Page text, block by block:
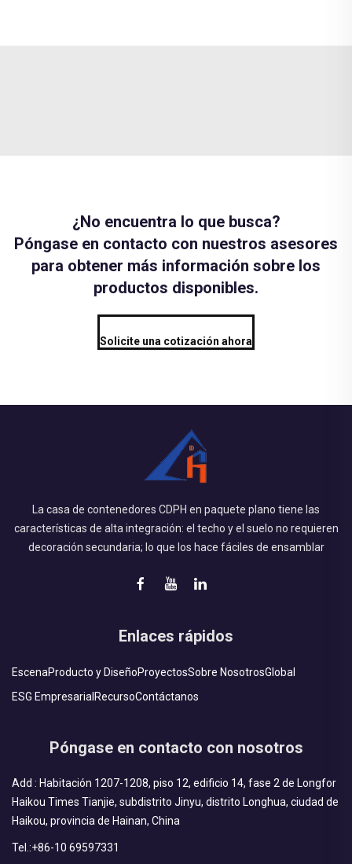
¿No encuentra lo que busca?
Póngase en contacto con nuestros asesores
para obtener más información sobre los
productos disponibles.
Solicite una cotización ahora
La casa de contenedores CDPH en paquete plano tiene las
características de alta integración: el techo y el suelo no requieren
decoración secundaria; lo que los hace fáciles de ensamblar
Enlaces rápidos
EscenaProducto y DiseñoProyectosSobre NosotrosGlobal
ESG Empresarial RecursoContáctanos
Póngase en contacto con nosotros
Add : Habitación 1207-1208, piso 12, edificio 14, fase 2 de Longfor
Haikou Times Tianjie, subdistrito Jinyu, distrito Longhua, ciudad de
Haikou, provincia de Hainan, China
Tel.:+86-10 69597331